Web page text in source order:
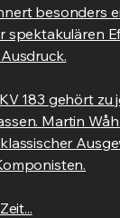
besonders
spektakulären
183 gehört
Martin